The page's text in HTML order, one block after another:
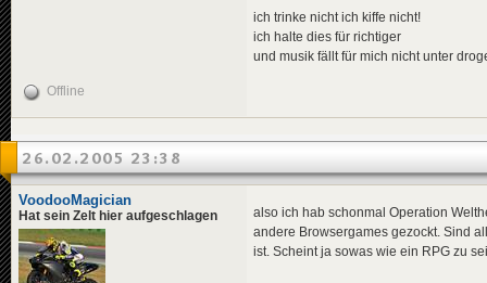
ich trinke nicht ich kiffe nicht!
ich halte dies für richtiger
und musik fällt für mich nicht unter
Offline
26.02.2005 23:38
VoodooMagician
Hat sein Zelt hier aufgeschlagen
also ich hab schonmal Operation
andere Browsergames gezockt. Sind
ist. Scheint ja sowas wie ein RPG zu